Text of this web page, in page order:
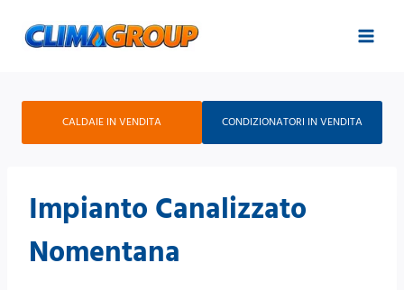
CALDAIE IN VENDITA CONDIZIONATORI IN VENDITA
Impianto Canalizzato
Nomentana